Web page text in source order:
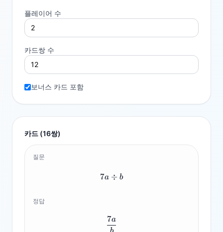
플레이어 수
카드쌍 수
보너스 카드 포함
카드 (16쌍)
질문
7a \div b
7a ÷ b
정답
\frac{7a}{b}
7a